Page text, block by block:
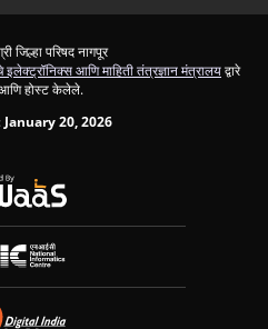
जिल्हा परिषद नागपूर
इलेक्ट्रॉनिक्स आणि माहिती तंत्रज्ञान मंत्रालयद्वारे
होस्ट केलेले.
January 20, 2026